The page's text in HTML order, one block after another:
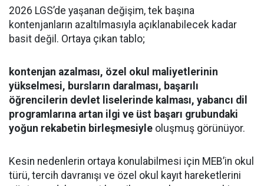
2026 LGS’de yaşanan değişim, tek başına
kontenjanların azaltılmasıyla açıklanabilecek kadar
basit değil. Ortaya çıkan tablo;
kontenjan azalması, özel okul maliyetlerinin
yükselmesi, bursların daralması, başarılı
öğrencilerin devlet liselerinde kalması, yabancı dil
programlarına artan ilgi ve üst başarı grubundaki
yoğun rekabetin birleşmesiyle oluşmuş görünüyor.
Kesin nedenlerin ortaya konulabilmesi için MEB’in okul
türü, tercih davranışı ve özel okul kayıt hareketlerini